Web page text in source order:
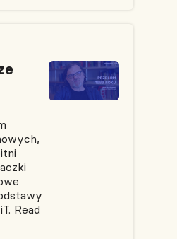
Read